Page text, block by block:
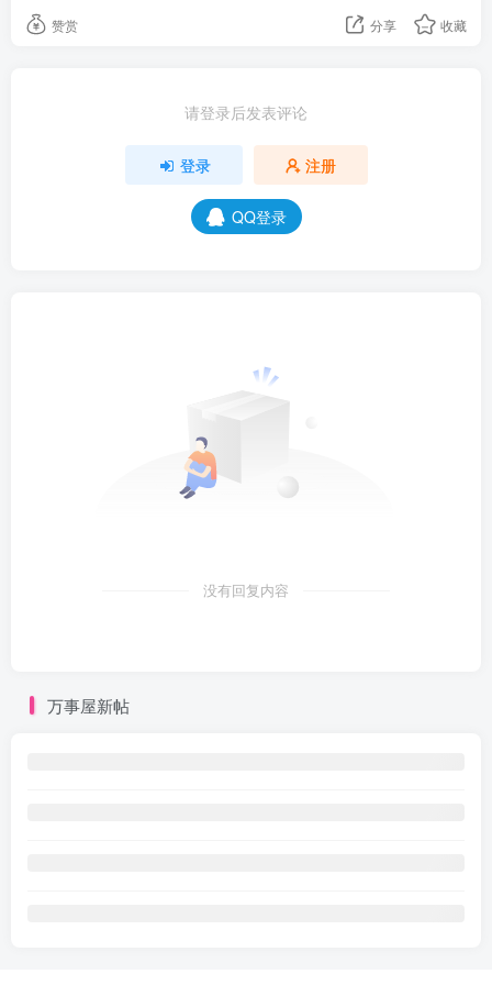
赞赏 分享 收藏
请登录后发表评论
登录 注册
QQ登录
没有回复内容
万事屋新帖